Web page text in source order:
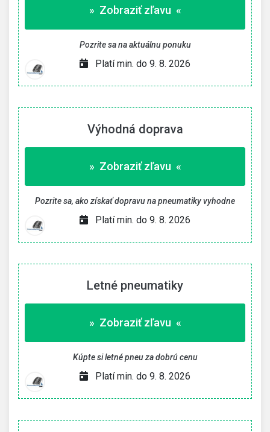
» Zobraziť zľavu «
Pozrite sa na aktuálnu ponuku
Platí min. do 9. 8. 2026
Výhodná doprava
» Zobraziť zľavu «
Pozrite sa, ako získať dopravu na pneumatiky vyhodne
Platí min. do 9. 8. 2026
Letné pneumatiky
» Zobraziť zľavu «
Kúpte si letné pneu za dobrú cenu
Platí min. do 9. 8. 2026